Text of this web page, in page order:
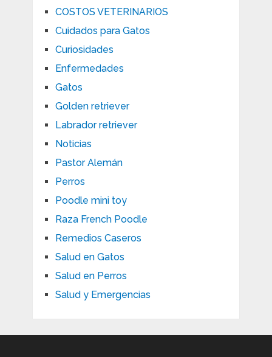
COSTOS VETERINARIOS
Cuidados para Gatos
Curiosidades
Enfermedades
Gatos
Golden retriever
Labrador retriever
Noticias
Pastor Alemán
Perros
Poodle mini toy
Raza French Poodle
Remedios Caseros
Salud en Gatos
Salud en Perros
Salud y Emergencias